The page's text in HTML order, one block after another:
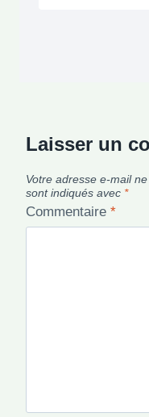
Laisser un
Votre adresse e-mail
sont indiqués avec *
Commentaire *